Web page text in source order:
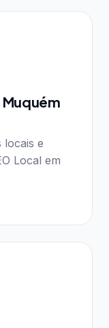
Muquém
locais e
Local em